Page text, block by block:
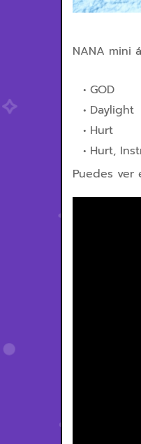
NANA mini
GOD
Daylight
Hurt
Hurt,
Puedes ver